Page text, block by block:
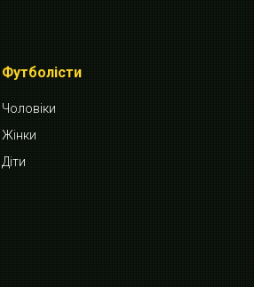
Футболісти
Чоловіки
Жінки
Діти